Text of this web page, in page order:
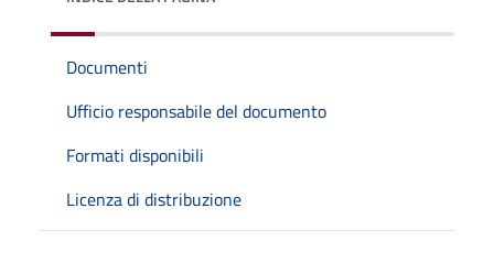
Documenti
Ufficio responsabile del documento
Formati disponibili
Licenza di distribuzione